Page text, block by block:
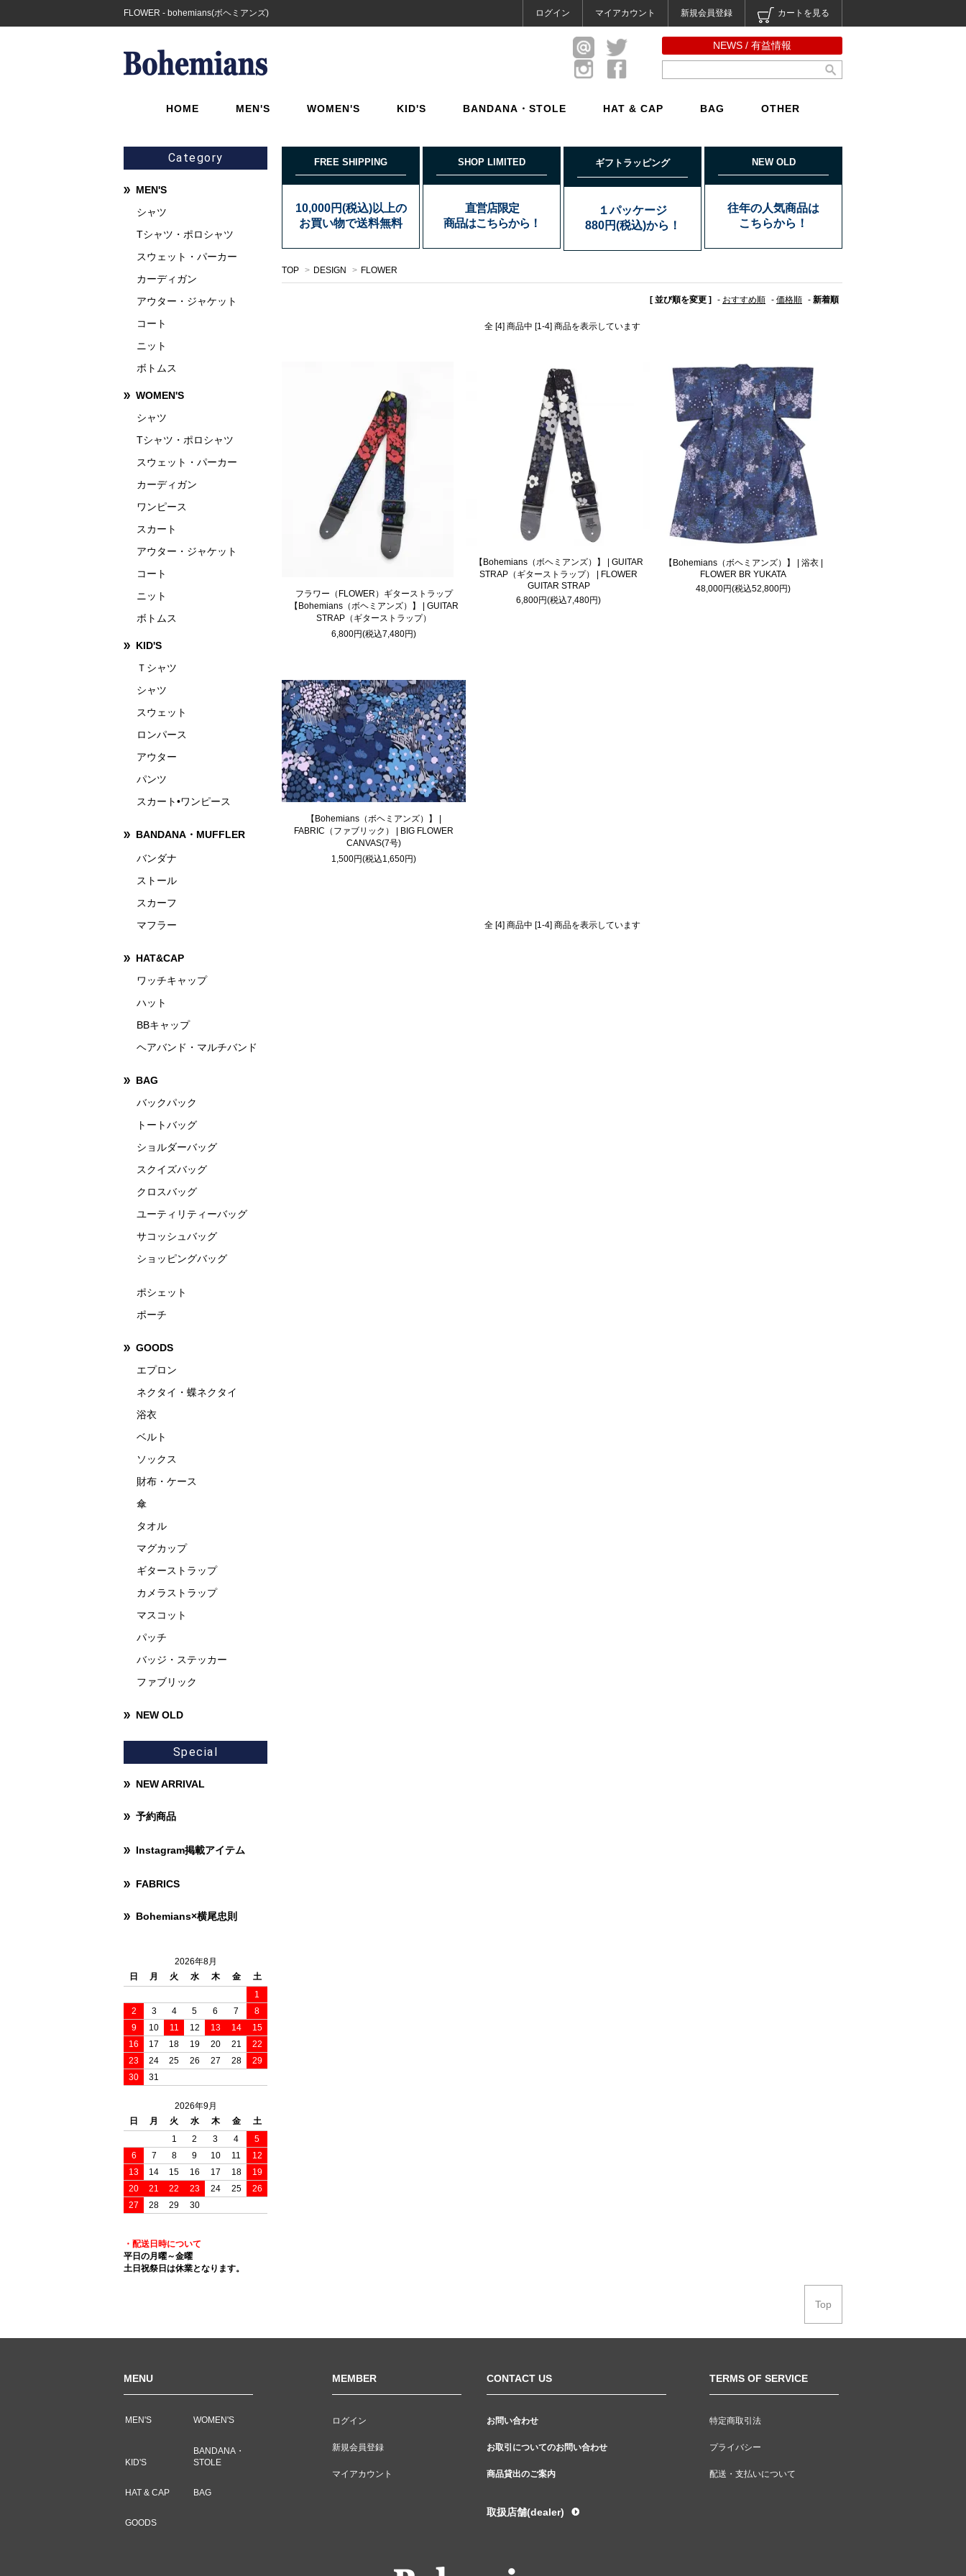
FLOWER - bohemians(ボヘミアンズ) ログイン マイアカウント 新規会員登録 カートを見る
NEWS / 有益情報
HOME MEN'S WOMEN'S KID'S BANDANA・STOLE HAT & CAP BAG OTHER
FREE SHIPPING
10,000円(税込)以上の
お買い物で送料無料
SHOP LIMITED
直営店限定
商品はこちらから！
ギフトラッピング
１パッケージ
880円(税込)から！
NEW OLD
往年の人気商品は
こちらから！
TOP > DESIGN > FLOWER
[ 並び順を変更 ] - おすすめ順 - 価格順 - 新着順
全 [4] 商品中 [1-4] 商品を表示しています
フラワー（FLOWER）ギターストラップ
【Bohemians（ボヘミアンズ）】 | GUITAR
STRAP（ギターストラップ）
6,800円(税込7,480円)
【Bohemians（ボヘミアンズ）】 | GUITAR
STRAP（ギターストラップ） | FLOWER
GUITAR STRAP
6,800円(税込7,480円)
【Bohemians（ボヘミアンズ）】 | 浴衣 |
FLOWER BR YUKATA
48,000円(税込52,800円)
【Bohemians（ボヘミアンズ）】 |
FABRIC（ファブリック） | BIG FLOWER
CANVAS(7号)
1,500円(税込1,650円)
全 [4] 商品中 [1-4] 商品を表示しています
Category
MEN'S
シャツ
Tシャツ・ポロシャツ
スウェット・パーカー
カーディガン
アウター・ジャケット
コート
ニット
ボトムス
WOMEN'S
シャツ
Tシャツ・ポロシャツ
スウェット・パーカー
カーディガン
ワンピース
スカート
アウター・ジャケット
コート
ニット
ボトムス
KID'S
Ｔシャツ
シャツ
スウェット
ロンパース
アウター
パンツ
スカート•ワンピース
BANDANA・MUFFLER
バンダナ
ストール
スカーフ
マフラー
HAT&CAP
ワッチキャップ
ハット
BBキャップ
ヘアバンド・マルチバンド
BAG
バックパック
トートバッグ
ショルダーバッグ
スクイズバッグ
クロスバッグ
ユーティリティーバッグ
サコッシュバッグ
ショッピングバッグ
ポシェット
ポーチ
GOODS
エプロン
ネクタイ・蝶ネクタイ
浴衣
ベルト
ソックス
財布・ケース
傘
タオル
マグカップ
ギターストラップ
カメラストラップ
マスコット
パッチ
バッジ・ステッカー
ファブリック
NEW OLD
Special
NEW ARRIVAL
予約商品
Instagram掲載アイテム
FABRICS
Bohemians×横尾忠則
2026年8月
日
月 火 水 木 金
土
1
2
3 4 5 6 7
8
9
10 11 12 13 14
15
16
17 18 19 20 21
22
23
24 25 26 27 28
29
30
31
2026年9月
日
月 火 水 木 金
土
1
2 3 4
5
6
7 8 9 10 11
12
13
14 15 16 17 18
19
20
21 22 23 24 25
26
27
28 29 30
・配送日時について
平日の月曜～金曜
土日祝祭日は休業となります。
Top
MENU
MEN'S WOMEN'S
KID'S
BANDANA・
STOLE
HAT & CAP BAG
GOODS
MEMBER
ログイン
新規会員登録
マイアカウント
CONTACT US
お問い合わせ
お取引についてのお問い合わせ
商品貸出のご案内
取扱店舗(dealer)
TERMS OF SERVICE
特定商取引法
プライバシー
配送・支払いについて